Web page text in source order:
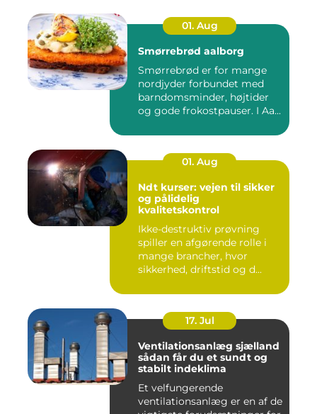
01. Aug
Smørrebrød aalborg
Smørrebrød er for mange
nordjyder forbundet med
barndomsminder, højtider
og gode frokostpauser. I Aa...
01. Aug
Ndt kurser: vejen til sikker
og pålidelig
kvalitetskontrol
Ikke-destruktiv prøvning
spiller en afgørende rolle i
mange brancher, hvor
sikkerhed, driftstid og d...
17. Jul
Ventilationsanlæg sjælland
sådan får du et sundt og
stabilt indeklima
Et velfungerende
ventilationsanlæg er en af de